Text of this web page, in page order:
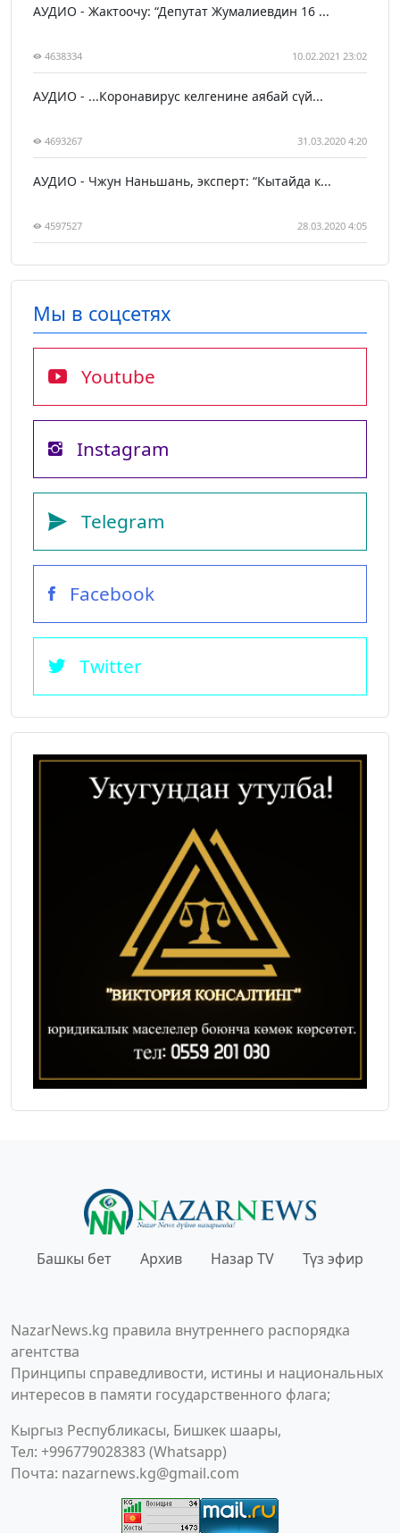
АУДИО - Жактоочу: “Депутат Жумалиевдин 16 ...
4638334 10.02.2021 23:02
АУДИО - ...Коронавирус келгенине аябай сүй...
4693267 31.03.2020 4:20
АУДИО - Чжун Наньшань, эксперт: “Кытайда к...
4597527 28.03.2020 4:05
Мы в соцсетях
Youtube
Instagram
Telegram
Facebook
Twitter
Башкы бет Архив Назар TV Түз эфир
NazarNews.kg правила внутреннего распорядка
агентства
Принципы справедливости, истины и национальных
интересов в памяти государственного флага;
Кыргыз Республикасы, Бишкек шаары,
Тел: +996779028383 (Whatsapp)
Почта: nazarnews.kg@gmail.com